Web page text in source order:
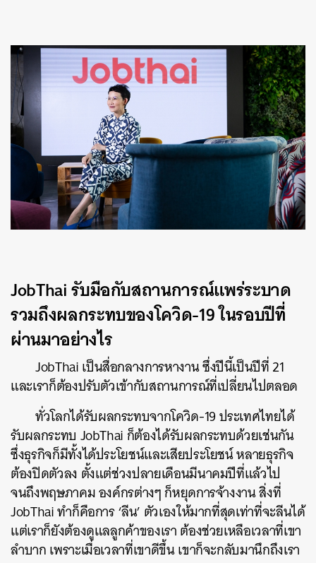
JobThai รับมือกับสถานการณ์แพร่ระบาด
รวมถึงผลกระทบของโควิด-19 ในรอบปีที่
ผ่านมาอย่างไร
JobThai เป็นสื่อกลางการหางาน ซึ่งปีนี้เป็นปีที่ 21
และเราก็ต้องปรับตัวเข้ากับสถานการณ์ที่เปลี่ยนไปตลอด
ทั่วโลกได้รับผลกระทบจากโควิด-19 ประเทศไทยได้
รับผลกระทบ JobThai ก็ต้องได้รับผลกระทบด้วยเช่นกัน
ซึ่งธุรกิจก็มีทั้งได้ประโยชน์และเสียประโยชน์ หลายธุรกิจ
ต้องปิดตัวลง ตั้งแต่ช่วงปลายเดือนมีนาคมปีที่แล้วไป
จนถึงพฤษภาคม องค์กรต่างๆ ก็หยุดการจ้างงาน สิ่งที่
JobThai ทำก็คือการ ‘ลีน’ ตัวเองให้มากที่สุดเท่าที่จะลีนได้
แต่เราก็ยังต้องดูแลลูกค้าของเรา ต้องช่วยเหลือเวลาที่เขา
ลำบาก เพราะเมื่อเวลาที่เขาดีขึ้น เขาก็จะกลับมานึกถึงเรา